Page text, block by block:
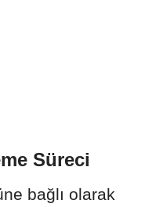
Süreci
bağlı olarak